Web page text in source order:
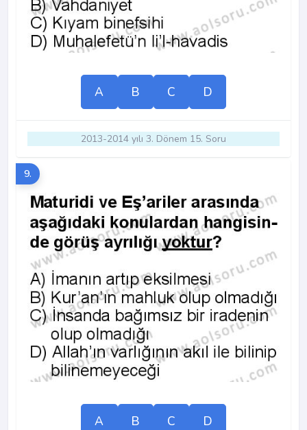
A B C D
2013-2014 yılı 3. Dönem 15. Soru
9.
A B C D